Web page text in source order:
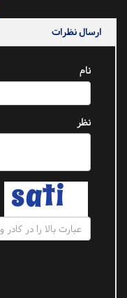
ارسال نظرات
نام
نظر